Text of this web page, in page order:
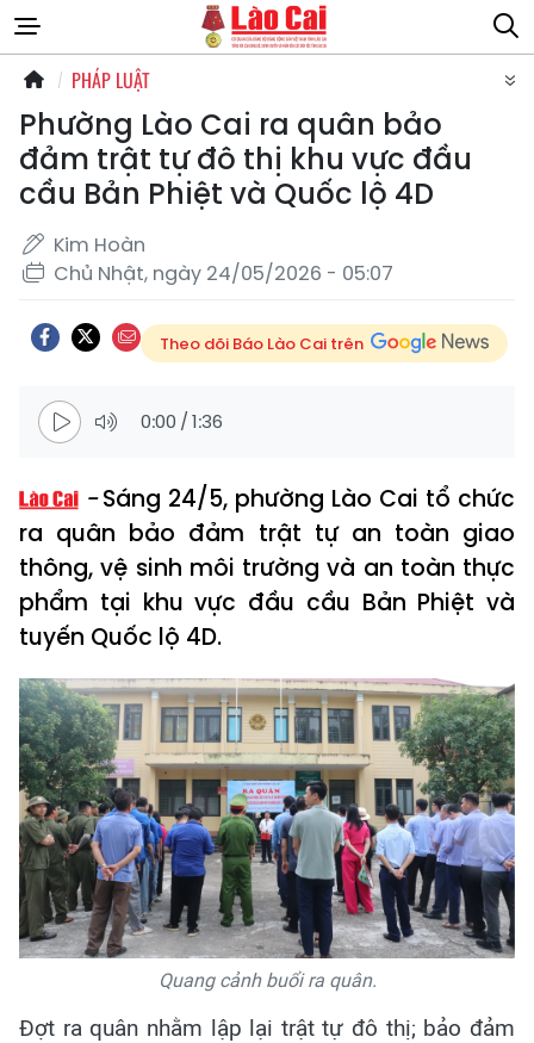
PHÁP LUẬT
Phường Lào Cai ra quân bảo
đảm trật tự đô thị khu vực đầu
cầu Bản Phiệt và Quốc lộ 4D
Kim Hoàn
Chủ Nhật, ngày 24/05/2026 - 05:07
Theo dõi Báo Lào Cai trên
0:00 /1:36
Sáng 24/5, phường Lào Cai tổ chức
ra quân bảo đảm trật tự an toàn giao
thông, vệ sinh môi trường và an toàn thực
phẩm tại khu vực đầu cầu Bản Phiệt và
tuyến Quốc lộ 4D.
Quang cảnh buổi ra quân.
Đợt ra quân nhằm lập lại trật tự đô thị; bảo đảm